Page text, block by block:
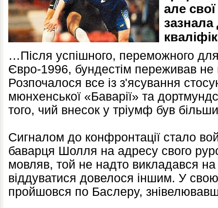
але
зазнала
…Після успішного, переможного для
Євро-1996, бундестім переживав не
Розпочалося все із з'ясування
мюнхенської «Баварії» та
того, чий внесок у тріумф був
Сигналом до конфронтації стало
баварця Шолля на адресу свого
мовляв, той не надто викладався на
віддуватися довелося іншим. У
пройшовся по Баслеру,